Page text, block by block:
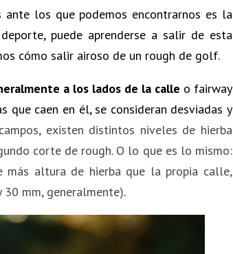
los que podemos encontrarnos es la
puede aprenderse a salir de esta
cómo salir airoso de un rough de golf.
a los lados de la calle o fairway
caen en él, se consideran desviadas y
existen distintos niveles de hierba
corte de rough. O lo que es lo mismo:
altura de hierba que la propia calle,
mm, generalmente).